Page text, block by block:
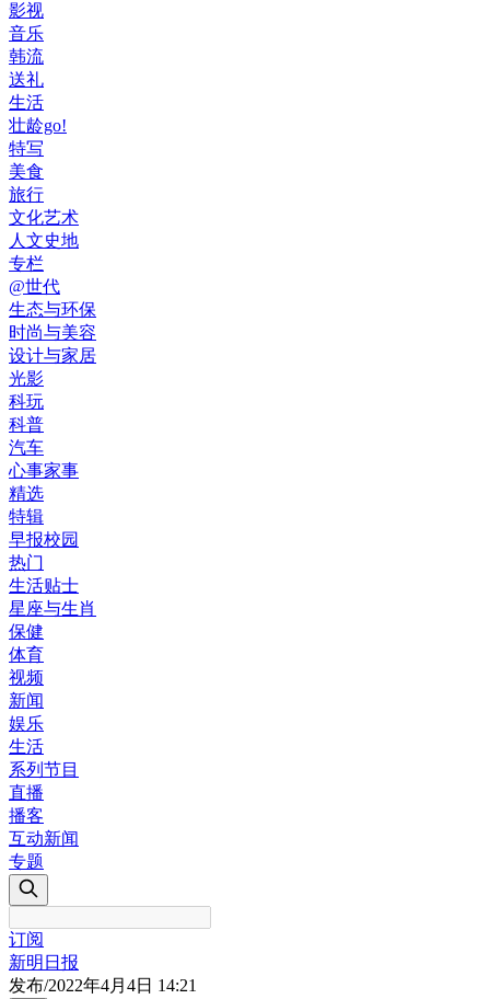
影视
音乐
韩流
送礼
生活
壮龄go!
特写
美食
旅行
文化艺术
人文史地
专栏
@世代
生态与环保
时尚与美容
设计与家居
光影
科玩
科普
汽车
心事家事
精选
特辑
早报校园
热门
生活贴士
星座与生肖
保健
体育
视频
新闻
娱乐
生活
系列节目
直播
播客
互动新闻
专题
订阅
新明日报
发布/2022年4月4日 14:21